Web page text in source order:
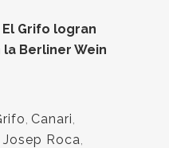
Grifo logran
Berliner Wein
, Canari,
Josep Roca,